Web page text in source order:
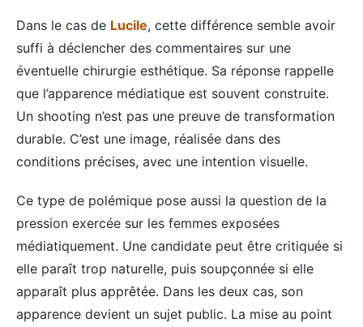
Dans le cas de Lucile, cette différence semble avoir
suffi à déclencher des commentaires sur une
éventuelle chirurgie esthétique. Sa réponse rappelle
que l’apparence médiatique est souvent construite.
Un shooting n’est pas une preuve de transformation
durable. C’est une image, réalisée dans des
conditions précises, avec une intention visuelle.
Ce type de polémique pose aussi la question de la
pression exercée sur les femmes exposées
médiatiquement. Une candidate peut être critiquée si
elle paraît trop naturelle, puis soupçonnée si elle
apparaît plus apprêtée. Dans les deux cas, son
apparence devient un sujet public. La mise au point